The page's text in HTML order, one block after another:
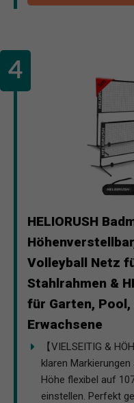
HELIORUSH
Volleyball Netz
Stahlrahmen &
für Garten, Pool,
Erwachsene
【VIELSEITIG &
klaren
Höhe flexibel auf
einstellen. Perfekt